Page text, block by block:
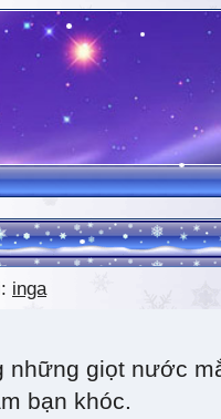
inga
những giọt nước
bạn khóc.